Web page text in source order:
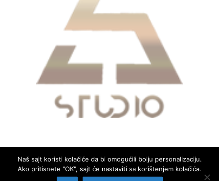
Copyright © 2026 Glas Mrkojevića. All rights reserved.
Naš sajt koristi kolačiće da bi omogućili bolju personalizaciju.
Ako pritisnete "OK", sajt će nastaviti sa korištenjem kolačića.